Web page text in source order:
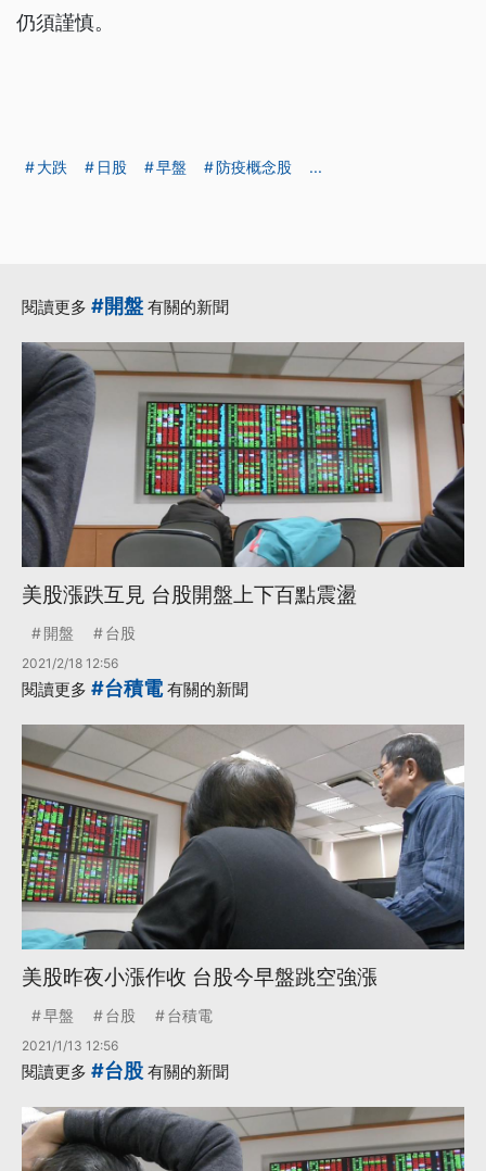
仍須謹慎。
大跌 日股 早盤 防疫概念股 ...
閱讀更多 #開盤 有關的新聞
美股漲跌互見 台股開盤上下百點震盪
開盤 台股
2021/2/18 12:56
閱讀更多 #台積電有關的新聞
美股昨夜小漲作收 台股今早盤跳空強漲
早盤 台股 台積電
2021/1/13 12:56
閱讀更多 #台股 有關的新聞